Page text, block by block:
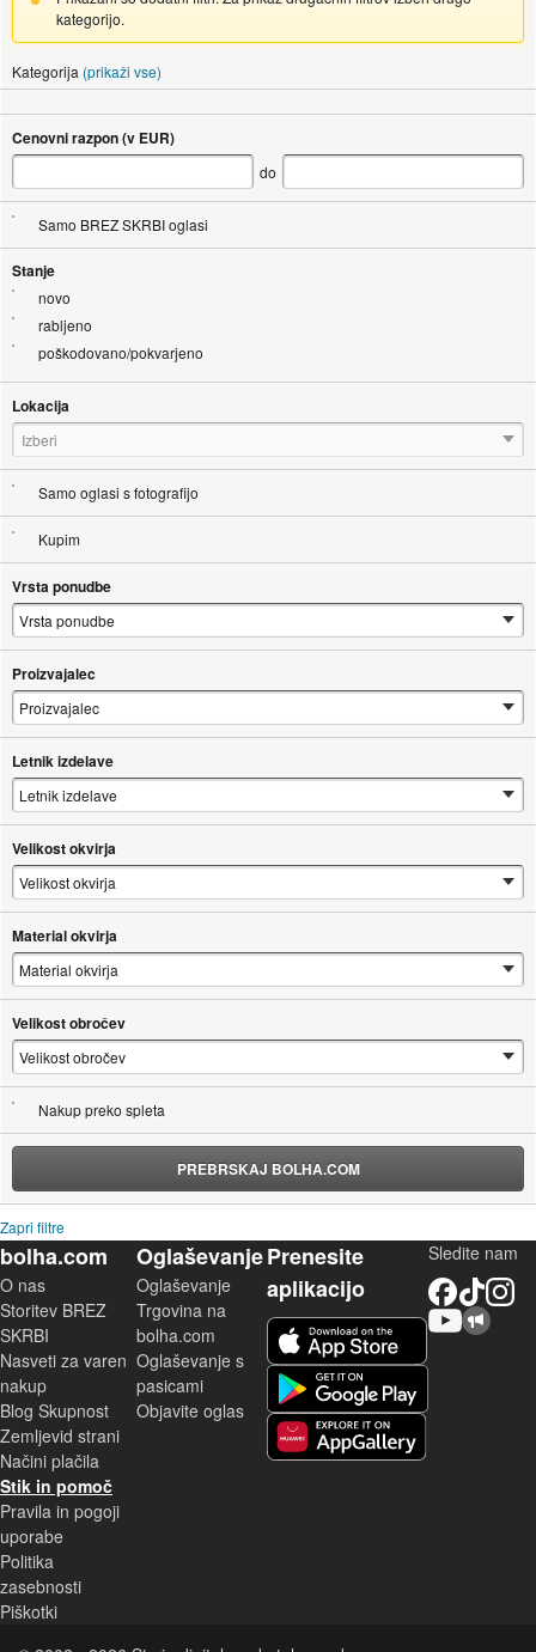
kategorijo.
Kategorija (prikaži vse)
Cenovni razpon (v EUR)
do
Samo BREZ SKRBI oglasi
Stanje
novo
rabljeno
poškodovano/pokvarjeno
Lokacija
Izberi
Samo oglasi s fotografijo
Kupim
Vrsta ponudbe
Proizvajalec
Letnik izdelave
Velikost okvirja
Material okvirja
Velikost obročev
Nakup preko spleta
PREBRSKAJ BOLHA.COM
Zapri filtre
bolha.com
O nas
Storitev BREZ
SKRBI
Nasveti za varen
nakup
Blog Skupnost
Zemljevid strani
Načini plačila
Stik in pomoč
Pravila in pogoji
uporabe
Politika
zasebnosti
Piškotki
Oglaševanje
Oglaševanje
Trgovina na
bolha.com
Oglaševanje s
pasicami
Objavite oglas
Prenesite
aplikacijo
Sledite nam